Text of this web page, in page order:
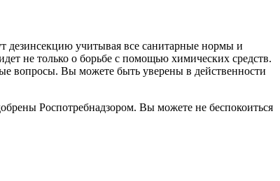
учитывая все санитарные нормы и
не только о борьбе с помощью химических средств.
вопросы. Вы можете быть уверены в действенности
Роспотребнадзором. Вы можете не беспокоиться